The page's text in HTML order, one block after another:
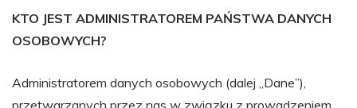
KTO JEST ADMINISTRATOREM PAŃSTWA DANYCH
OSOBOWYCH?
Administratorem danych osobowych (dalej „Dane”),
przetwarzanych przez nas w związku z prowadzeniem